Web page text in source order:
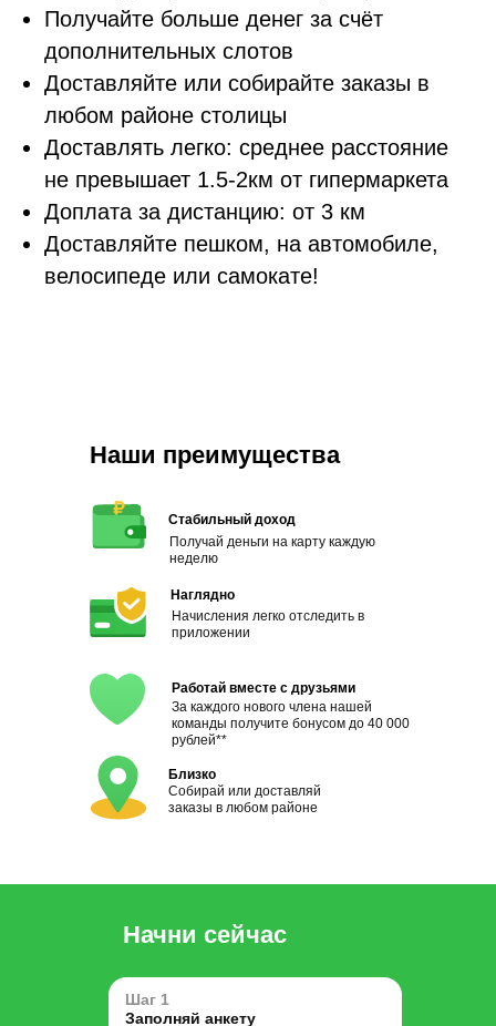
Получайте больше денег за счёт
дополнительных слотов
Доставляйте или собирайте заказы в
любом районе столицы
Доставлять легко: среднее расстояние
не превышает 1.5-2км от гипермаркета
Доплата за дистанцию: от 3 км
Доставляйте пешком, на автомобиле,
велосипеде или самокате!
Наши преимущества
Стабильный доход
Получай деньги на карту каждую
неделю
Наглядно
Начисления легко отследить в
приложении
Работай вместе с друзьями
За каждого нового члена нашей
команды получите бонусом до 40 000
рублей**
Близко
Собирай или доставляй
заказы в любом районе
Начни сейчас
Шаг 1
Заполняй анкету